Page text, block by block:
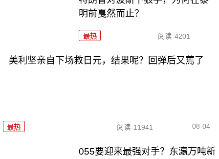
明前戛然而止？
最热 阅读 4201
美利坚亲自下场救日元，结果呢？回弹后又蔫了
最热 阅读 11941 08-04
055要迎来最强对手？东瀛万吨新